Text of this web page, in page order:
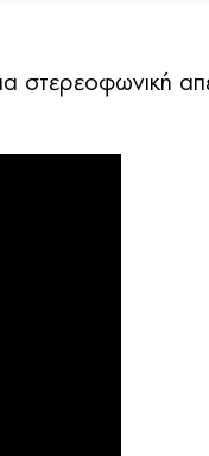
στερεοφωνική